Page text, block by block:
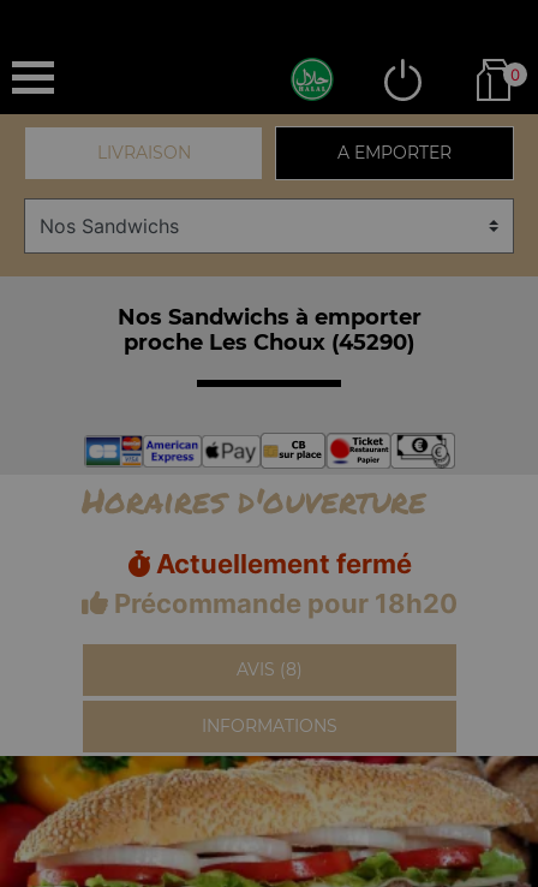
0
LIVRAISON A EMPORTER
Nos Sandwichs à emporter
proche Les Choux (45290)
Horaires d'ouverture
Actuellement fermé
Précommande pour 18h20
AVIS (8)
INFORMATIONS